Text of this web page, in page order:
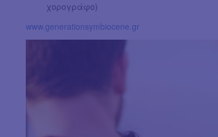
χορογράφο)
www.generationsymbiocene.gr